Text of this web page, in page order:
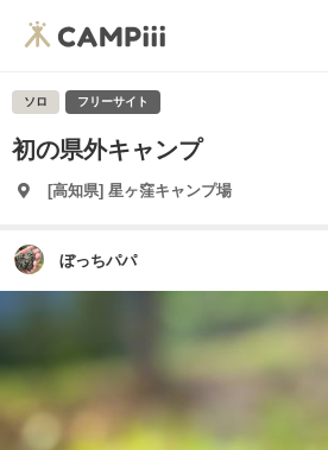
ソロ フリーサイト
初の県外キャンプ
[高知県] 星ヶ窪キャンプ場
ぼっちパパ